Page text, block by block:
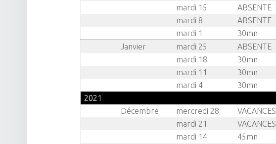
mardi 15
ABSENTE
mardi 8
ABSENTE
mardi 1
30mn
Janvier
mardi 25 ABSENTE
mardi 18
30mn
mardi 11
30mn
mardi 4
30mn
2021
Décembre
mercredi 28 VACANCES
mardi 21
VACANCES
mardi 14
45mn